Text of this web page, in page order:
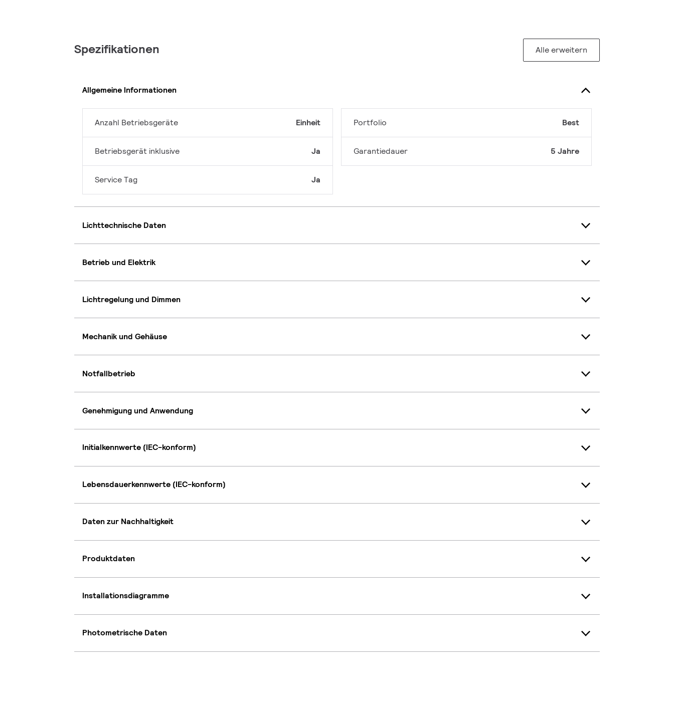
Spezifikationen Alle erweitern
Allgemeine Informationen
Anzahl Betriebsgeräte Einheit
Betriebsgerät inklusive Ja
Service Tag Ja
Portfolio Best
Garantiedauer 5 Jahre
Lichttechnische Daten
Betrieb und Elektrik
Lichtregelung und Dimmen
Mechanik und Gehäuse
Notfallbetrieb
Genehmigung und Anwendung
Initialkennwerte (IEC-konform)
Lebensdauerkennwerte (IEC-konform)
Daten zur Nachhaltigkeit
Produktdaten
Installationsdiagramme
Photometrische Daten